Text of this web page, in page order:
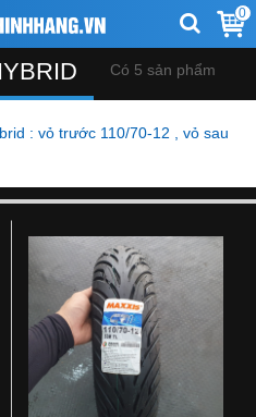
0
Có 5 sản phẩm
: vỏ trước 110/70-12 , vỏ sau